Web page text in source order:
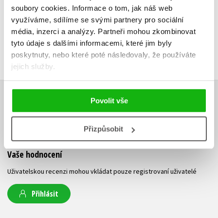
soubory cookies. Informace o tom, jak náš web
využíváme, sdílíme se svými partnery pro sociální
média, inzerci a analýzy. Partneři mohou zkombinovat
tyto údaje s dalšími informacemi, které jim byly
poskytnuty, nebo které poté následovaly, že používáte
jejich služby.
Povolit vše
Přizpůsobit
HODNOCENÍ ČTENÁŘŮ
V současné době nejsou vytvořena žádná uživatelská hodnocení.
Vaše hodnocení
Uživatelskou recenzi mohou vkládat pouze registrovaní uživatelé
Přihlásit